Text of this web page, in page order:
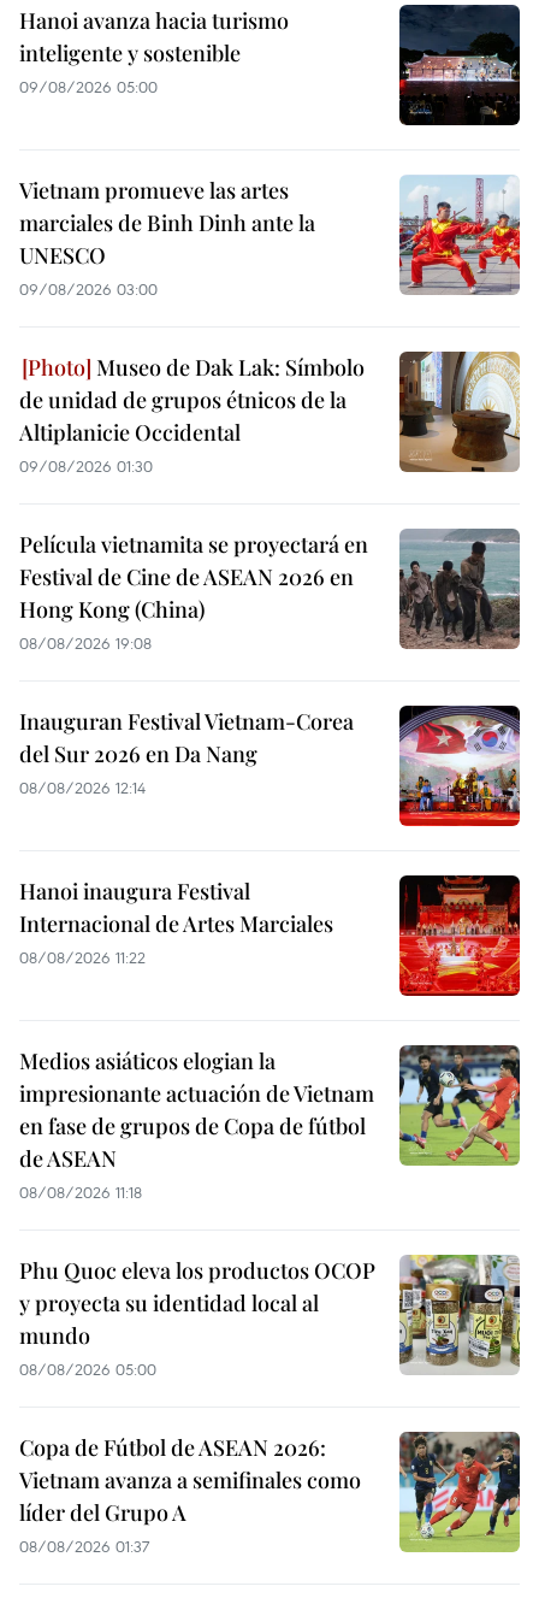
Hanoi avanza hacia turismo
inteligente y sostenible
09/08/2026 05:00
Vietnam promueve las artes
marciales de Binh Dinh ante la
UNESCO
09/08/2026 03:00
Museo de Dak Lak: Símbolo
de unidad de grupos étnicos de la
Altiplanicie Occidental
09/08/2026 01:30
Película vietnamita se proyectará en
Festival de Cine de ASEAN 2026 en
Hong Kong (China)
08/08/2026 19:08
Inauguran Festival Vietnam-Corea
del Sur 2026 en Da Nang
08/08/2026 12:14
Hanoi inaugura Festival
Internacional de Artes Marciales
08/08/2026 11:22
Medios asiáticos elogian la
impresionante actuación de Vietnam
en fase de grupos de Copa de fútbol
de ASEAN
08/08/2026 11:18
Phu Quoc eleva los productos OCOP
y proyecta su identidad local al
mundo
08/08/2026 05:00
Copa de Fútbol de ASEAN 2026:
Vietnam avanza a semifinales como
líder del Grupo A
08/08/2026 01:37